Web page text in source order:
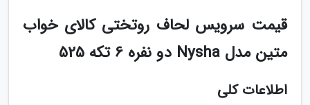
قیمت سرویس لحاف روتختی کالای خواب
متین مدل Nysha دو نفره 6 تکه 525
اطلاعات کلی